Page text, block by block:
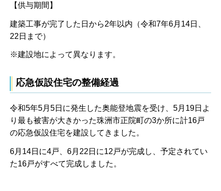
【供与期間】
建築工事が完了した日から2年以内（令和7年6月14日、
22日まで）
※建設地によって異なります。
応急仮設住宅の整備経過
令和5年5月5日に発生した奥能登地震を受け、5月19日よ
り最も被害が大きかった珠洲市正院町の3か所に計16戸
の応急仮設住宅を建設してきました。
6月14日に4戸、6月22日に12戸が完成し、予定されてい
た16戸がすべて完成しました。